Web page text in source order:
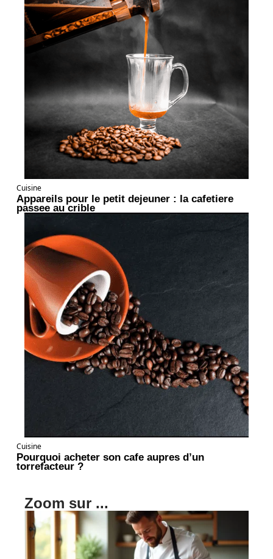
Cuisine
Appareils pour le petit dejeuner : la cafetiere
passee au crible
Cuisine
Pourquoi acheter son cafe aupres d’un
torrefacteur ?
Zoom sur ...